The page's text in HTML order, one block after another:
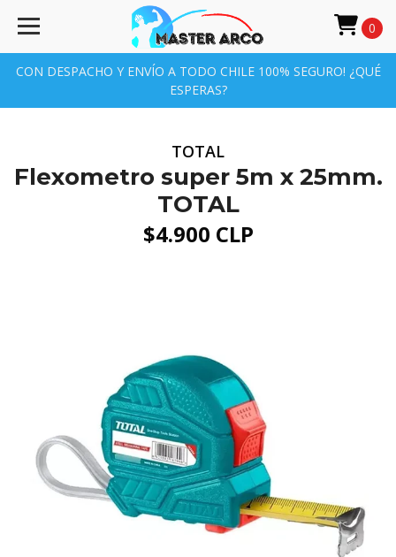
CON DESPACHO Y ENVÍO A TODO CHILE 100% SEGURO! ¿QUÉ
ESPERAS?
0
TOTAL
Flexometro super 5m x 25mm.
TOTAL
$4.900 CLP